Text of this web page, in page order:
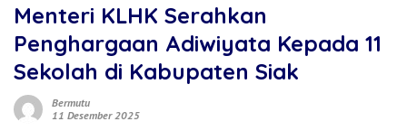
Menteri KLHK Serahkan
Penghargaan Adiwiyata Kepada 11
Sekolah di Kabupaten Siak
Bermutu
11 Desember 2025